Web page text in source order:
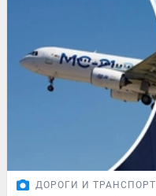
ДОРОГИ И ТРАНСПОРТ